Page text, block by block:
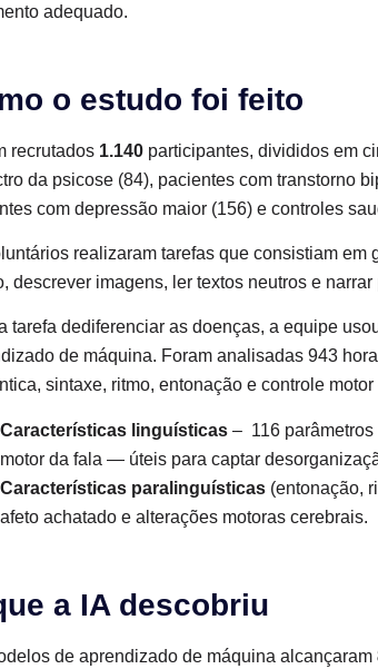
adequado.
o estudo foi feito
recrutados 1.140 participantes, divididos em
da psicose (84), pacientes com transtorno
com depressão maior (156) e controles
realizaram tarefas que consistiam
descrever imagens, ler textos neutros e
tarefa dediferenciar as doenças, a equipe
de máquina. Foram analisadas 943
sintaxe, ritmo, entonação e controle motor
Características linguísticas– 116 parâmetros
motor da fala — úteis para captar
Características paralinguísticas(entonação,
afeto achatado e alterações motoras cerebrais.
a IA descobriu
de aprendizado de máquina alcançaram